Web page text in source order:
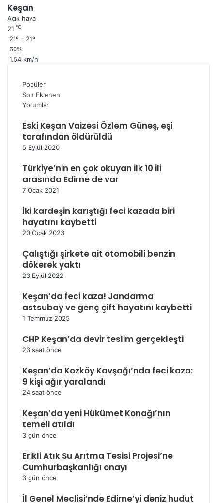
Keşan
Açık hava
21 ℃
21º - 21º
60%
1.54 km/h
Popüler
Son Eklenen
Yorumlar
Eski Keşan Vaizesi Özlem Güneş, eşi
tarafından öldürüldü
5 Eylül 2020
Türkiye’nin en çok okuyan ilk 10 ili
arasında Edirne de var
7 Ocak 2021
İki kardeşin karıştığı feci kazada biri
hayatını kaybetti
20 Ocak 2023
Çalıştığı şirkete ait otomobili benzin
dökerek yaktı
23 Eylül 2022
Keşan’da feci kaza! Jandarma
astsubay ve genç çift hayatını kaybetti
1 Temmuz 2025
CHP Keşan’da devir teslim gerçekleşti
23 saat önce
Keşan’da Kozköy Kavşağı’nda feci kaza:
9 kişi ağır yaralandı
24 saat önce
Keşan’da yeni Hükümet Konağı’nın
temeli atıldı
3 gün önce
Erikli Atık Su Arıtma Tesisi Projesi’ne
Cumhurbaşkanlığı onayı
3 gün önce
İl Genel Meclisi’nde Edirne’yi deniz hudut